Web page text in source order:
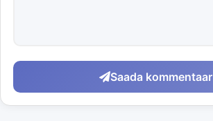
Saada kommentaar